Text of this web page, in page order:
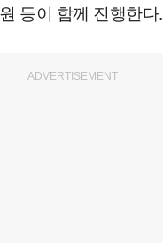
등이 함께 진행한다.
ADVERTISEMENT